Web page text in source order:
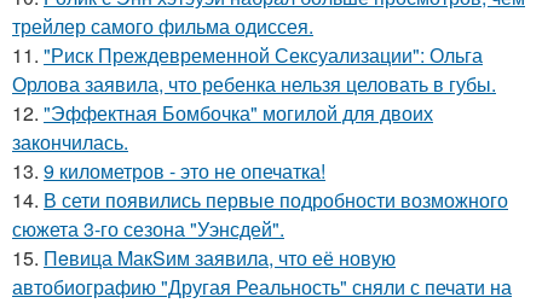
трейлер самого фильма одиссея.
11. "Риск Преждевременной Сексуализации": Ольга
Орлова заявила, что ребенка нельзя целовать в губы.
12. "Эффектная Бомбочка" могилой для двоих
закончилась.
13. 9 километров - это не опечатка!
14. В сети появились первые подробности возможного
сюжета 3-го сезона "Уэнсдей".
15. Пeвица MакSим заявила, что её новую
автобиографию "Другая Реальность" сняли с печати на